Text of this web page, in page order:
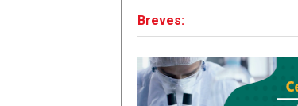
Breves: